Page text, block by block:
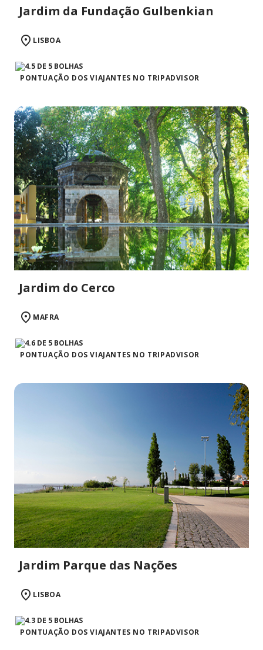
Jardim da Fundação Gulbenkian
LISBOA
PONTUAÇÃO DOS VIAJANTES NO TRIPADVISOR
Jardim do Cerco
MAFRA
PONTUAÇÃO DOS VIAJANTES NO TRIPADVISOR
Jardim Parque das Nações
LISBOA
PONTUAÇÃO DOS VIAJANTES NO TRIPADVISOR